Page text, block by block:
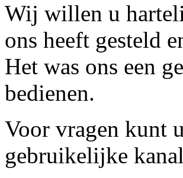
Wij willen u
ons heeft gesteld
Het was ons een
bedienen.
Voor vragen kunt
gebruikelijke